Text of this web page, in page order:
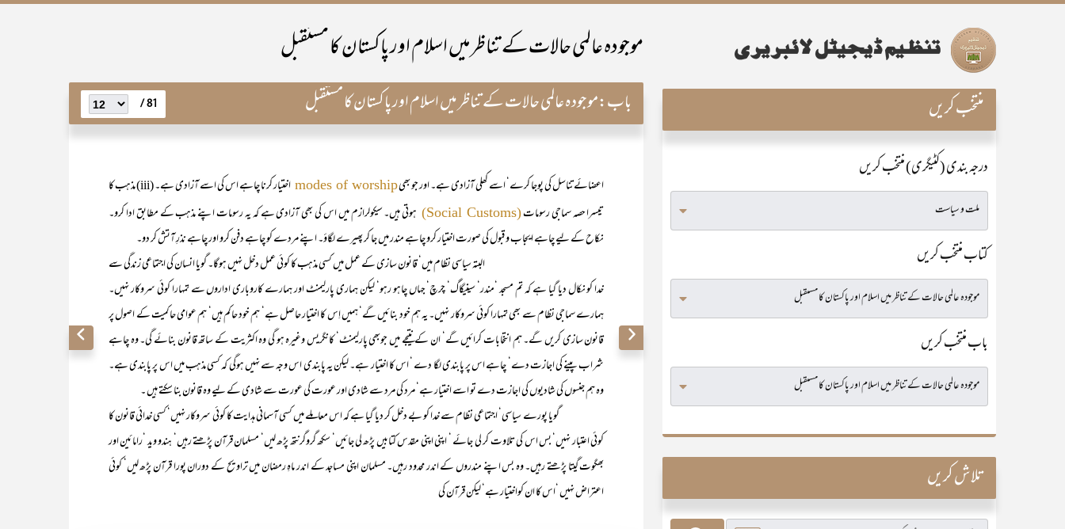
موجودہ عالمی حالات کے تناظر میں اسلام اور پاکستان کا مستقبل
باب:موجودہ عالمی حالات کے تناظر میں اسلام اور پاکستان کا مستقبل 81 /
اعضائے تناسل کی پوجا کرے‘ اسے کھلی آزادی ہے۔ اور جو بھیmodes of worship
اختیار کرنا چاہے اس کی اسے آزادی ہے۔ (iii) مذہب کا
تیسرا حصہ سماجی رسومات(Social Customs)
ہوتی ہیں۔ سیکولرازم میں اس کی بھی آزادی ہے کہ یہ رسومات اپنے مذہب کے مطابق ادا کرو۔
نکاح کے لیے چاہے ایجاب و قبول کی صورت اختیار کرو چاہے مندر میں جا کر پھیرے لگاؤ۔ اپنے مردے کو چاہے دفن کرو اور چاہے نذرِ آتش کر دو۔
البتہ سیاسی نظام میں‘ قانون سازی کے عمل میں کسی مذہب کا کوئی عمل دخل نہیں ہوگا۔ گویا انسان کی اجتماعی زندگی سے
خدا کو نکال دیا گیا ہے کہ تم مسجد ‘مندر‘ سینیگاگ‘ چرچ‘ جہاں چاہو رہو‘ لیکن ہماری پارلیمنٹ اور ہمارے کاروباری اداروں سے تمہارا کوئی سروکار نہیں۔
ہمارے سماجی نظام سے بھی تمہارا کوئی سروکار نہیں۔ یہ ہم خود بنائیں گے‘ ہمیں اِس کا اختیار حاصل ہے‘ ہم خود حاکم ہیں‘ ہم عوامی حاکمیت کے اصول پر
قانون سازی کریں گے۔ ہم انتخابات کرائیں گے‘ ان کے نتیجے میں جوبھی پارلیمنٹ‘ کانگریس وغیرہ ہو گی وہ اکثریت کے ساتھ قانون بنائے گی۔ وہ چاہے
شراب پینے کی اجازت دے‘ چاہے اس پر پابندی لگا دے ‘ اس کا اختیار ہے۔ لیکن یہ پابندی اس وجہ سے نہیں ہوگی کہ کسی مذہب میں اس پر پابندی ہے۔
وہ ہم جنسوں کی شادیوں کی اجازت دے تو اسے اختیار ہے‘ مرد کی مرد سے شادی اور عورت کی عورت سے شادی کے لیے وہ قانون بنا سکتے ہیں ۔
گویا پورے سیاسی‘ اجتماعی نظام سے خدا کو بے دخل کر دیا گیا ہے کہ اس معاملے میں کسی آسمانی ہدایت کا کوئی سروکار نہیں‘ کسی خدائی قانون کا
کوئی اعتبار نہیں‘ بس اس کی تلاوت کر لی جائے ‘ اپنی اپنی مقدس کتابیں پڑھ لی جائیں‘ سکھ گروگرنتھ پڑھ لیں‘ مسلمان قرآن پڑھتے رہیں‘ ہندو وید ‘رامائین اور
بھگوت گیتا پڑھتے رہیں۔ وہ بس اپنے مندروں کے اندر محدود رہیں۔ مسلمان اپنی مساجد کے اندر ماہِ رمضان میں تراویح کے دوران پورا قرآن پڑھ لیں‘ کوئی
اعتراض نہیں ‘اس کا ان کواختیار ہے‘ لیکن قرآن کی
منتخب کریں
درجہ بندی (کٹیگری) منتخب کریں
کتاب منتخب کریں
باب منتخب کریں
تلاش کریں